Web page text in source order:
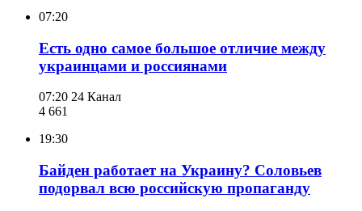
07:20
Есть одно самое большое отличие между
украинцами и россиянами
07:20 24 Канал
4 661
19:30
Байден работает на Украину? Соловьев
подорвал всю российскую пропаганду